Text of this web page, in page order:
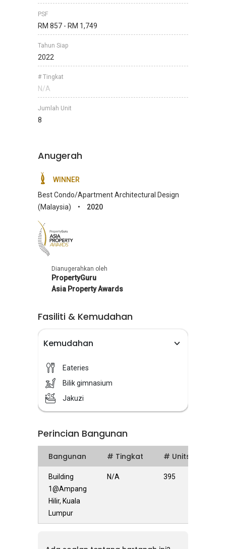
PSF
RM 857 - RM 1,749
Tahun Siap
2022
# Tingkat
N/A
Jumlah Unit
8
Anugerah
WINNER
Best Condo/Apartment Architectural Design
(Malaysia)
• 2020
Asia
Property
Awards
Dianugerahkan oleh
PropertyGuru
Asia Property Awards
Fasiliti & Kemudahan
Kemudahan
Eateries
Bilik gimnasium
Jakuzi
Perincian Bangunan
Bangunan # Tingkat # Units
Building
1@Ampang
Hilir, Kuala
Lumpur
N/A 395